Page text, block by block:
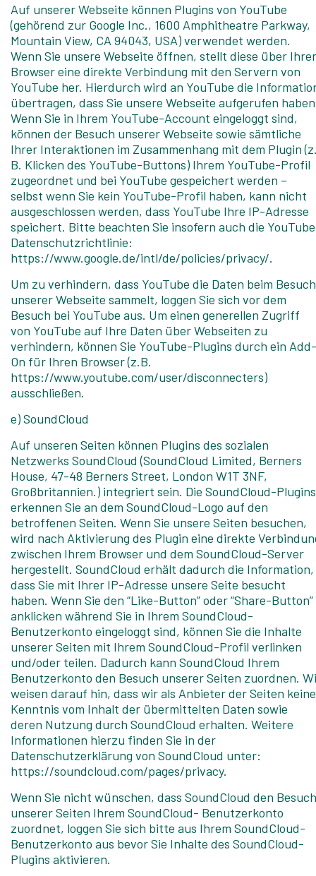
Auf unserer Webseite können Plugins von YouTube
(gehörend zur Google Inc., 1600 Amphitheatre Parkway,
Mountain View, CA 94043, USA) verwendet werden.
Wenn Sie unsere Webseite öffnen, stellt diese über
Browser eine direkte Verbindung mit den Servern von
YouTube her. Hierdurch wird an YouTube die
übertragen, dass Sie unsere Webseite aufgerufen
Wenn Sie in Ihrem YouTube-Account eingeloggt sind,
können der Besuch unserer Webseite sowie sämtliche
Ihrer Interaktionen im Zusammenhang mit dem Plugin
B. Klicken des YouTube-Buttons) Ihrem YouTube-Profil
zugeordnet und bei YouTube gespeichert werden –
selbst wenn Sie kein YouTube-Profil haben, kann nicht
ausgeschlossen werden, dass YouTube Ihre IP-Adresse
speichert. Bitte beachten Sie insofern auch die
Datenschutzrichtlinie:
https://www.google.de/intl/de/policies/privacy/.
Um zu verhindern, dass YouTube die Daten beim Besuch
unserer Webseite sammelt, loggen Sie sich vor dem
Besuch bei YouTube aus. Um einen generellen Zugriff
von YouTube auf Ihre Daten über Webseiten zu
verhindern, können Sie YouTube-Plugins durch ein Add-
On für Ihren Browser (z.B.
https://www.youtube.com/user/disconnecters)
ausschließen.
e) SoundCloud
Auf unseren Seiten können Plugins des sozialen
Netzwerks SoundCloud (SoundCloud Limited, Berners
House, 47-48 Berners Street, London W1T 3NF,
Großbritannien.) integriert sein. Die SoundCloud-Plugins
erkennen Sie an dem SoundCloud-Logo auf den
betroffenen Seiten. Wenn Sie unsere Seiten besuchen,
wird nach Aktivierung des Plugin eine direkte
zwischen Ihrem Browser und dem SoundCloud-Server
hergestellt. SoundCloud erhält dadurch die Information,
dass Sie mit Ihrer IP-Adresse unsere Seite besucht
haben. Wenn Sie den “Like-Button” oder “Share-Button”
anklicken während Sie in Ihrem SoundCloud-
Benutzerkonto eingeloggt sind, können Sie die Inhalte
unserer Seiten mit Ihrem SoundCloud-Profil verlinken
und/oder teilen. Dadurch kann SoundCloud Ihrem
Benutzerkonto den Besuch unserer Seiten zuordnen.
weisen darauf hin, dass wir als Anbieter der Seiten keine
Kenntnis vom Inhalt der übermittelten Daten sowie
deren Nutzung durch SoundCloud erhalten. Weitere
Informationen hierzu finden Sie in der
Datenschutzerklärung von SoundCloud unter:
https://soundcloud.com/pages/privacy.
Wenn Sie nicht wünschen, dass SoundCloud den Besuch
unserer Seiten Ihrem SoundCloud- Benutzerkonto
zuordnet, loggen Sie sich bitte aus Ihrem SoundCloud-
Benutzerkonto aus bevor Sie Inhalte des SoundCloud-
Plugins aktivieren.